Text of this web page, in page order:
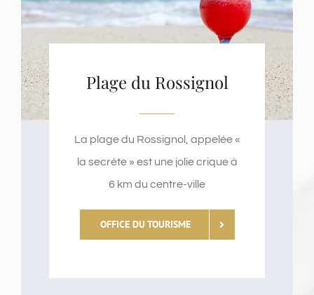
Plage du Rossignol
La plage du Rossignol, appelée «
la secrète » est une jolie crique à
6 km du centre-ville
OFFICE DU TOURISME